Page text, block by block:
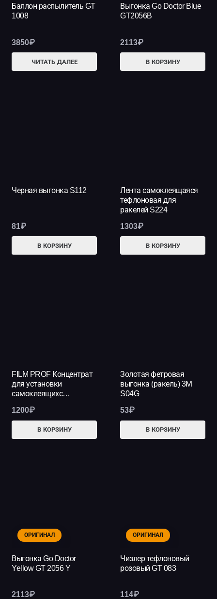
Баллон распылитель GT
1008
3850₽
ЧИТАТЬ ДАЛЕЕ
Выгонка Go Doctor Blue
GT2056B
2113₽
В КОРЗИНУ
Черная выгонка S112
81₽
В КОРЗИНУ
Лента самоклеящаяся
тефлоновая для
ракелей S224
1303₽
В КОРЗИНУ
FILM PROF Концентрат
для установки
самоклеящихс…
1200₽
В КОРЗИНУ
Золотая фетровая
выгонка (ракель) 3М
S04G
53₽
В КОРЗИНУ
ОРИГИНАЛ
Выгонка Go Doctor
Yellow GT 2056 Y
2113₽
ОРИГИНАЛ
Чизлер тефлоновый
розовый GT 083
114₽